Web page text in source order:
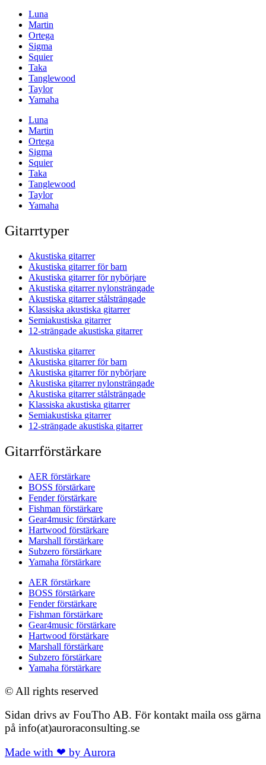
Luna
Martin
Ortega
Sigma
Squier
Taka
Tanglewood
Taylor
Yamaha
Luna
Martin
Ortega
Sigma
Squier
Taka
Tanglewood
Taylor
Yamaha
Gitarrtyper
Akustiska gitarrer
Akustiska gitarrer för barn
Akustiska gitarrer för nybörjare
Akustiska gitarrer nylonsträngade
Akustiska gitarrer stålsträngade
Klassiska akustiska gitarrer
Semiakustiska gitarrer
12-strängade akustiska gitarrer
Akustiska gitarrer
Akustiska gitarrer för barn
Akustiska gitarrer för nybörjare
Akustiska gitarrer nylonsträngade
Akustiska gitarrer stålsträngade
Klassiska akustiska gitarrer
Semiakustiska gitarrer
12-strängade akustiska gitarrer
Gitarrförstärkare
AER förstärkare
BOSS förstärkare
Fender förstärkare
Fishman förstärkare
Gear4music förstärkare
Hartwood förstärkare
Marshall förstärkare
Subzero förstärkare
Yamaha förstärkare
AER förstärkare
BOSS förstärkare
Fender förstärkare
Fishman förstärkare
Gear4music förstärkare
Hartwood förstärkare
Marshall förstärkare
Subzero förstärkare
Yamaha förstärkare
© All rights reserved
Sidan drivs av FouTho AB. För kontakt maila oss gärna
på info(at)auroraconsulting.se
Made with ❤ by Aurora